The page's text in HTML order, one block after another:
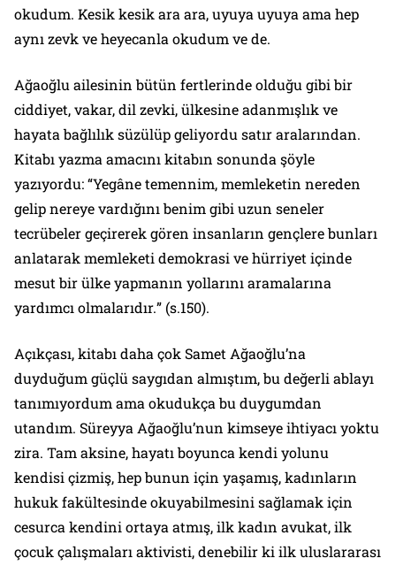
okudum. Kesik kesik ara ara, uyuya uyuya ama hep
aynı zevk ve heyecanla okudum ve de.
Ağaoğlu ailesinin bütün fertlerinde olduğu gibi bir
ciddiyet, vakar, dil zevki, ülkesine adanmışlık ve
hayata bağlılık süzülüp geliyordu satır aralarından.
Kitabı yazma amacını kitabın sonunda şöyle
yazıyordu: “Yegâne temennim, memleketin nereden
gelip nereye vardığını benim gibi uzun seneler
tecrübeler geçirerek gören insanların gençlere bunları
anlatarak memleketi demokrasi ve hürriyet içinde
mesut bir ülke yapmanın yollarını aramalarına
yardımcı olmalarıdır.” (s.150).
Açıkçası, kitabı daha çok Samet Ağaoğlu’na
duyduğum güçlü saygıdan almıştım, bu değerli ablayı
tanımıyordum ama okudukça bu duygumdan
utandım. Süreyya Ağaoğlu’nun kimseye ihtiyacı yoktu
zira. Tam aksine, hayatı boyunca kendi yolunu
kendisi çizmiş, hep bunun için yaşamış, kadınların
hukuk fakültesinde okuyabilmesini sağlamak için
cesurca kendini ortaya atmış, ilk kadın avukat, ilk
çocuk çalışmaları aktivisti, denebilir ki ilk uluslararası